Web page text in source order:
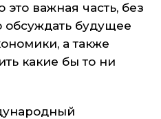
важная часть, без
будущее
а также
какие бы то ни